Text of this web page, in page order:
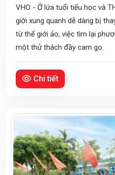
VHO - Ở lứa tuổi tiểu học và
giới xung quanh dễ dàng bị
từ thế giới ảo, việc tìm lại
một thử thách đầy cam go.
Chi tiết